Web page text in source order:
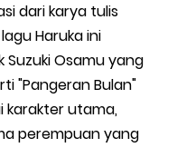
dari karya tulis
Haruka ini
Suzuki Osamu yang
"Pangeran Bulan"
karakter utama,
perempuan yang